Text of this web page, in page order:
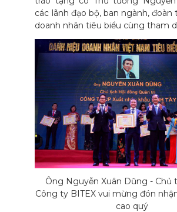
các lãnh đạo bộ, ban ngành, đoàn
doanh nhân tiêu biểu cùng tham
Ông Nguyễn Xuân Dũng - Chủ
Công ty BITEX vui mừng đón
cao quý